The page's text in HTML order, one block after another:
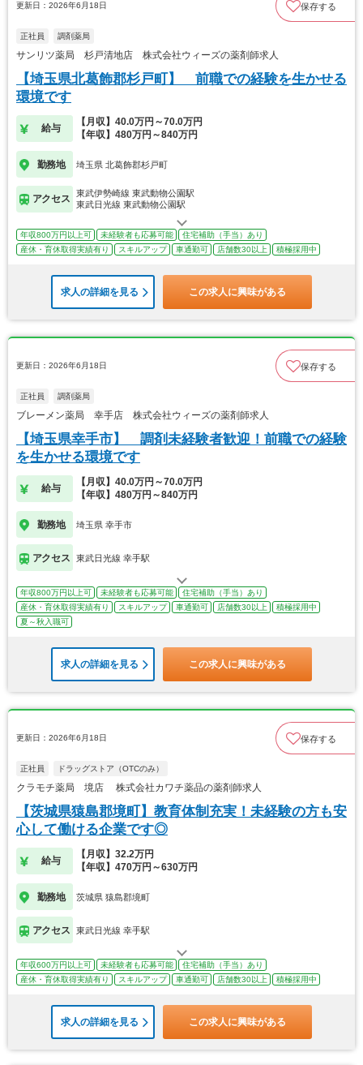
更新日：2026年6月18日 保存する
正社員 調剤薬局
サンリツ薬局 杉戸清地店 株式会社ウィーズの薬剤師求人
【埼玉県北葛飾郡杉戸町】 前職での経験を生かせる
環境です
給与
【月収】40.0万円～70.0万円
【年収】480万円～840万円
勤務地 埼玉県 北葛飾郡杉戸町
アクセス
東武伊勢崎線 東武動物公園駅
東武日光線 東武動物公園駅
年収800万円以上可 未経験者も応募可能
住宅補助（手当）あり
産休・育休取得実績有り
スキルアップ 車通勤可 店舗数30以上 積極採用中
求人の詳細を見る この求人に興味がある
更新日：2026年6月18日 保存する
正社員 調剤薬局
ブレーメン薬局 幸手店 株式会社ウィーズの薬剤師求人
【埼玉県幸手市】 調剤未経験者歓迎！前職での経験
を生かせる環境です
給与
【月収】40.0万円～70.0万円
【年収】480万円～840万円
勤務地 埼玉県 幸手市
アクセス 東武日光線 幸手駅
年収800万円以上可 未経験者も応募可能
住宅補助（手当）あり
産休・育休取得実績有り
スキルアップ 車通勤可 店舗数30以上
積極採用中
夏～秋入職可
求人の詳細を見る この求人に興味がある
更新日：2026年6月18日 保存する
正社員 ドラッグストア（OTCのみ）
クラモチ薬局 境店 株式会社カワチ薬品の薬剤師求人
【茨城県猿島郡境町】教育体制充実！未経験の方も安
心して働ける企業です◎
給与
【月収】32.2万円
【年収】470万円～630万円
勤務地 茨城県 猿島郡境町
アクセス 東武日光線 幸手駅
年収600万円以上可 未経験者も応募可能
住宅補助（手当）あり
産休・育休取得実績有り
スキルアップ 車通勤可 店舗数30以上 積極採用中
求人の詳細を見る この求人に興味がある